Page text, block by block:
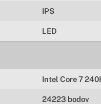
IPS
LED
Intel Core 7
24223 bodov